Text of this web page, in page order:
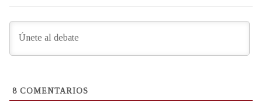
8 COMENTARIOS